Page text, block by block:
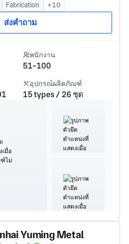
Fabrication +10
ส่งคำถาม
พนักงาน
51-100
อุปกรณ์ผลิตภัณฑ์
15 types / 26 ชุด
Yuming Metal